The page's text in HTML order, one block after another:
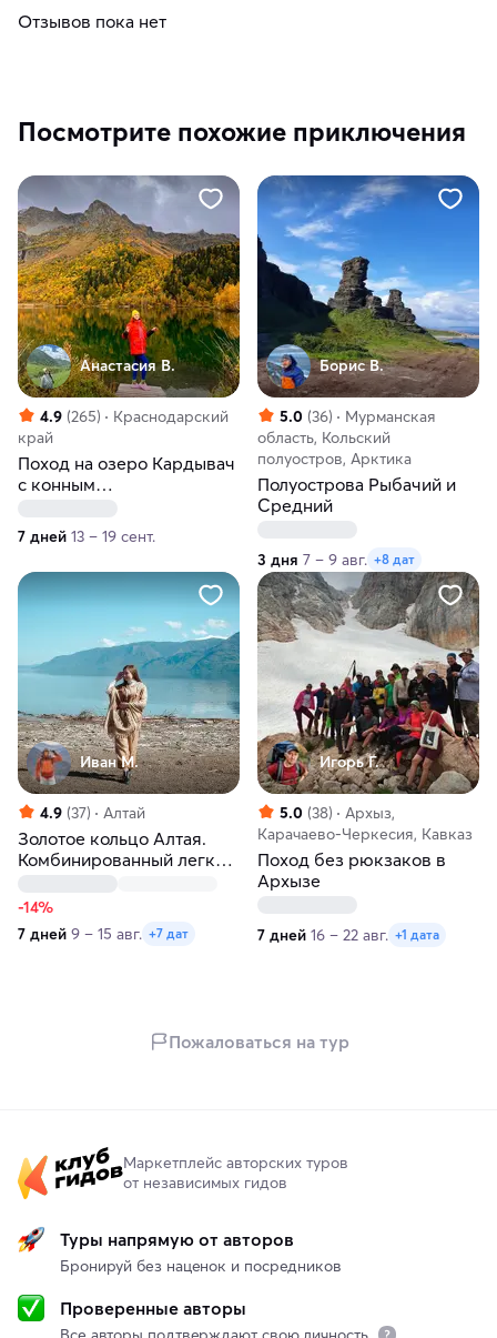
Отзывов пока нет
Посмотрите похожие приключения
Анастасия В.
4.9 (265)
Краснодарский
край
Поход на озеро Кардывач
с конным
Краснодарский край
7 дней 13 – 19 сент.
Борис В.
5.0 (36)
Мурманская
область, Кольский
полуостров, Арктика
Полуострова Рыбачий и
Средний
3 дня 7 – 9 авг. +8 дат
Иван М.
4.9 (37) Алтай
Золотое кольцо Алтая.
Комбинированный легкий
местам
-14%
7 дней 9 – 15 авг. +7 дат
Игорь Г.
5.0 (38)
Архыз,
Карачаево-Черкесия, Кавказ
Поход без рюкзаков в
Архызе
7 дней 16 – 22 авг. +1 дата
Пожаловаться на тур
Маркетплейс авторских туров
от независимых гидов
Туры напрямую от авторов
Бронируй без наценок и посредников
Проверенные авторы